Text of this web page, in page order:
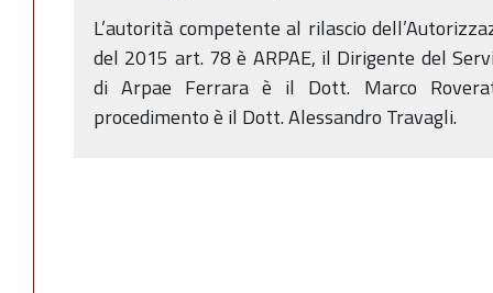
L’autorità competente al rilascio
del 2015 art. 78 è ARPAE, il Dirigente del
di Arpae Ferrara è il Dott. Marco
procedimento è il Dott. Alessandro Travagli.